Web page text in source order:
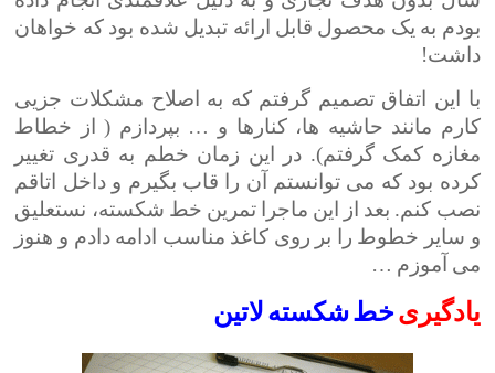
بودم به یک محصول قابل ارائه تبدیل شده بود که خواهان
داشت!
با این اتفاق تصمیم گرفتم که به اصلاح مشکلات جزیی
کارم مانند حاشیه ها، کنارها و … بپردازم ( از خطاط
مغازه کمک گرفتم). در این زمان خطم به قدری تغییر
کرده بود که می توانستم آن را قاب بگیرم و داخل اتاقم
نصب کنم. بعد از این ماجرا تمرین خط شکسته، نستعلیق
و سایر خطوط را بر روی کاغذ مناسب ادامه دادم و هنوز
می آموزم …
یادگیریخط شکسته لاتین